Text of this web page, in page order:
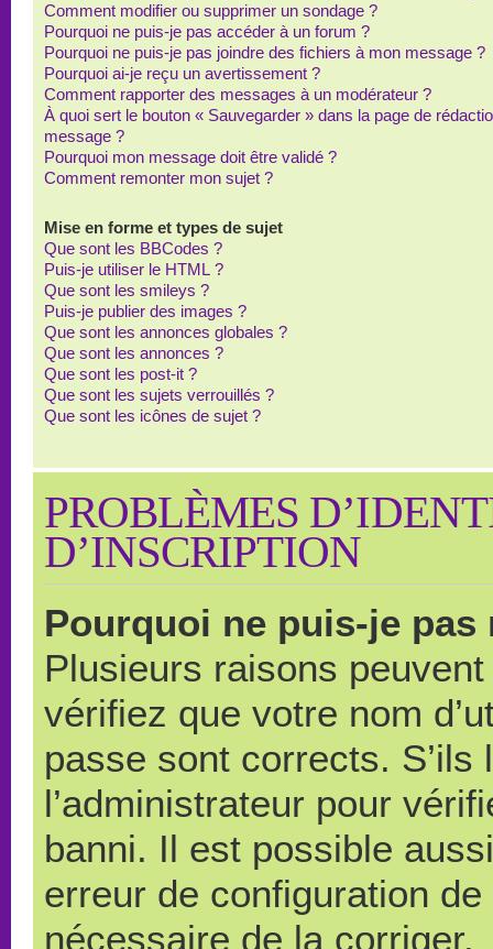
Comment modifier ou supprimer un sondage ?
Pourquoi ne puis-je pas accéder à un forum ?
Pourquoi ne puis-je pas joindre des fichiers à mon message ?
Pourquoi ai-je reçu un avertissement ?
Comment rapporter des messages à un modérateur ?
À quoi sert le bouton « Sauvegarder » dans la page de
message ?
Pourquoi mon message doit être validé ?
Comment remonter mon sujet ?
Mise en forme et types de sujet
Que sont les BBCodes ?
Puis-je utiliser le HTML ?
Que sont les smileys ?
Puis-je publier des images ?
Que sont les annonces globales ?
Que sont les annonces ?
Que sont les post-it ?
Que sont les sujets verrouillés ?
Que sont les icônes de sujet ?
PROBLÈMES
D’INSCRIPTION
Pourquoi ne puis-je pas
Plusieurs raisons
vérifiez que votre nom
passe sont corrects.
l’administrateur pour
banni. Il est possible
erreur de configuration
nécessaire de la corriger.